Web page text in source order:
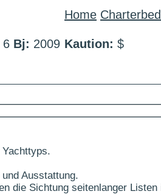
Home
6 Bj: 2009 Kaution: $
Ausstattung.
die Sichtung seitenlanger